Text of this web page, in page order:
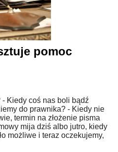
pomoc
Kiedy coś nas boli bądź
do prawnika? - Kiedy nie
termin na złożenie pisma
mija dziś albo jutro, kiedy
możliwe i teraz oczekujemy,